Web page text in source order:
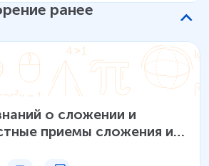
ранее
о сложении и
приемы сложения и